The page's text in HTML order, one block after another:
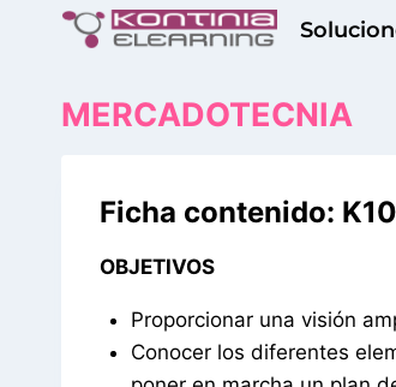
MERCADOTECNIA
Ficha contenido:
OBJETIVOS
Proporcionar una visión
Conocer los diferentes